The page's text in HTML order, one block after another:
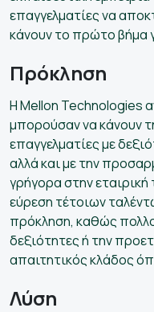
επαγγελματίες να
κάνουν το πρώτο βήμα
Πρόκληση
Η Mellon Technologies
μπορούσαν να κάνουν
επαγγελματίες με
αλλά και με την
γρήγορα στην
εύρεση τέτοιων
πρόκληση, καθώς
δεξιότητες ή την
απαιτητικός κλάδος
Λύση